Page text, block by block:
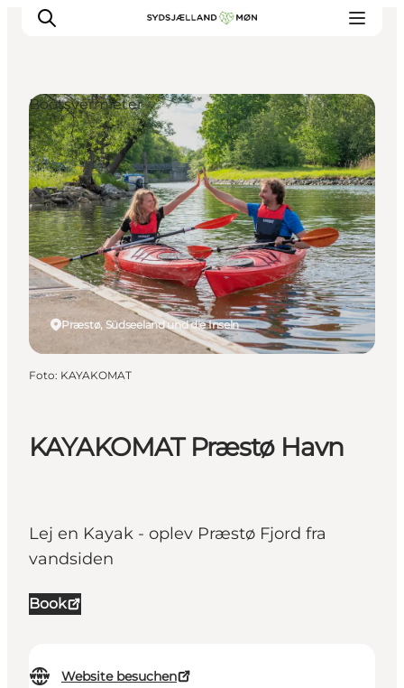
Erleben
Städte und Orte
Events
Essen
Unterkunft
Reise planen
KAYAKOMAT Præstø Havn
Lej en Kayak - oplev Præstø Fjord fra
vandsiden
Book
Website besuchen
Præstø, Südseeland und die Inseln
Bootsvermieter
Foto: KAYAKOMAT